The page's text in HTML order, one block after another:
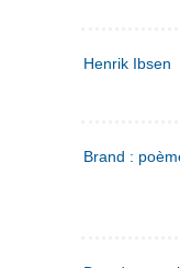
Henrik Ibsen
Brand :